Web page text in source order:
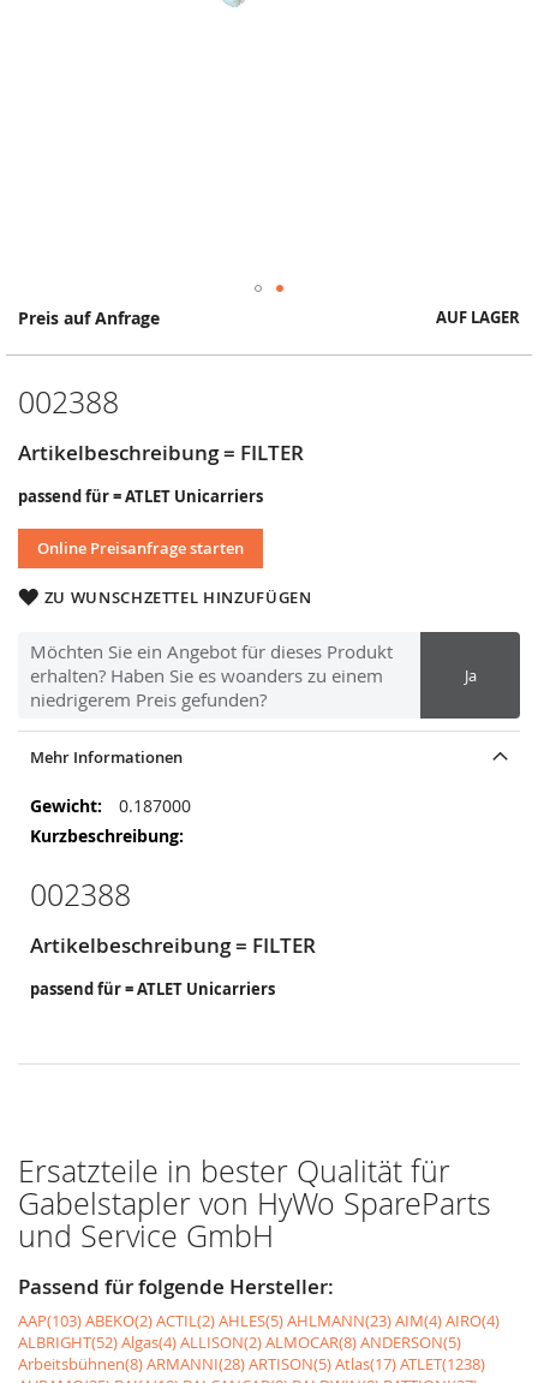
Preis auf Anfrage AUF LAGER
002388
Artikelbeschreibung = FILTER
passend für = ATLET Unicarriers
Online Preisanfrage starten
ZU WUNSCHZETTEL HINZUFÜGEN
Möchten Sie ein Angebot für dieses Produkt
erhalten? Haben Sie es woanders zu einem
niedrigerem Preis gefunden?
Ja
Springe
Anfang
Bildergalerie
Mehr Informationen
Mehr
Informationen
0.187000
002388
Artikelbeschreibung = FILTER
passend für = ATLET Unicarriers
Ersatzteile in bester Qualität für
Gabelstapler von HyWo SpareParts
und Service GmbH
Passend für folgende Hersteller:
AAP(103)ABEKO(2)ACTIL(2)AHLES(5)AHLMANN(23)AIM(4)AIRO(4)
ALBRIGHT(52)Algas(4)ALLISON(2)ALMOCAR(8)ANDERSON(5)
Arbeitsbühnen(8)ARMANNI(28)ARTISON(5)Atlas(17)ATLET(1238)